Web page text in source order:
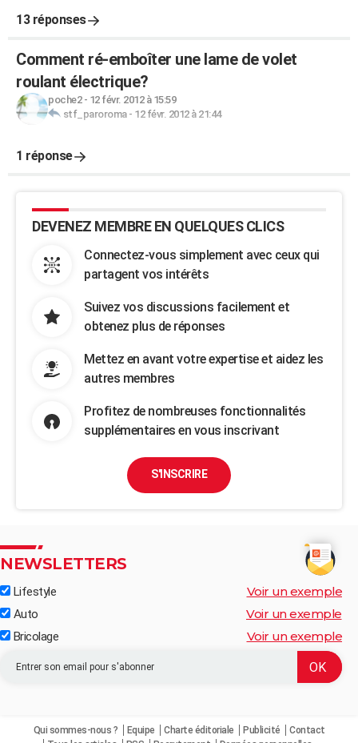
13 réponses
Comment ré-emboîter une lame de volet
roulant électrique?
poche2- 12 févr. 2012 à 15:59
stf_paroroma- 12 févr. 2012 à 21:44
1 réponse
DEVENEZ MEMBRE EN QUELQUES CLICS
Connectez-vous simplement avec ceux qui
partagent vos intérêts
Suivez vos discussions facilement et
obtenez plus de réponses
Mettez en avant votre expertise et aidez les
autres membres
Profitez de nombreuses fonctionnalités
supplémentaires en vous inscrivant
S'INSCRIRE
NEWSLETTERS
Lifestyle Voir un exemple
Auto Voir un exemple
Bricolage Voir un exemple
Qui sommes-nous ? Equipe Charte éditoriale Publicité
Contact